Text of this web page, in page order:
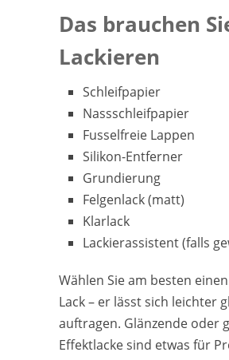
Das brauchen
Lackieren
Schleifpapier
Nassschleifpapier
Fusselfreie Lappen
Silikon-Entferner
Grundierung
Felgenlack (matt)
Klarlack
Lackierassistent (falls
Wählen Sie am besten
Lack – er lässt sich leichter
auftragen. Glänzende oder
Effektlacke sind etwas für